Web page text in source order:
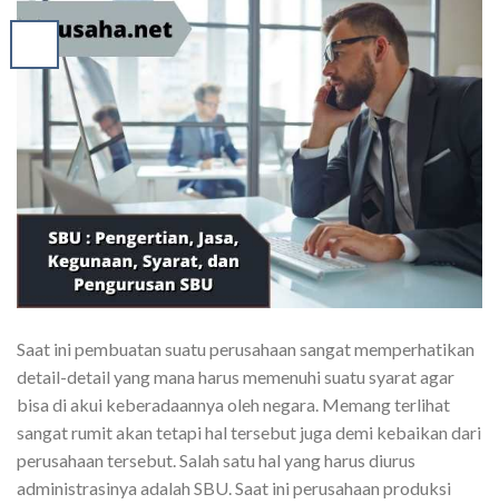
Saat ini pembuatan suatu perusahaan sangat memperhatikan
detail-detail yang mana harus memenuhi suatu syarat agar
bisa di akui keberadaannya oleh negara. Memang terlihat
sangat rumit akan tetapi hal tersebut juga demi kebaikan dari
perusahaan tersebut. Salah satu hal yang harus diurus
administrasinya adalah SBU. Saat ini perusahaan produksi